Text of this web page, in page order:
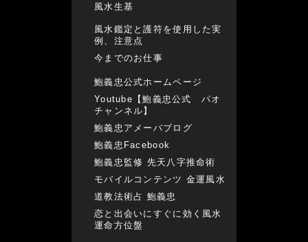
風水生基
風水鑑定と護符を使用した実
例、注意点
今までのお仕事
鮑義忠公式ホームページ
Youtube【鮑義忠公式 パオ
チャンネル】
鮑義忠アメーバブログ
鮑義忠Facebook
鮑義忠監修 先天八字推命術
モバイルコンテンツ 金運風水
道教法術占 鮑義忠
恋と出会いにすぐに効く風水
運命方位盤